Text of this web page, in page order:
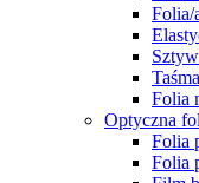
Folia/
Folia
Optyczna
Folia
Folia